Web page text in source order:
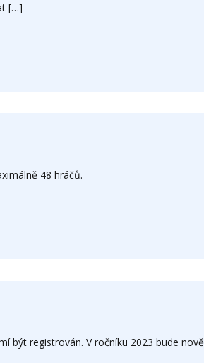
[…]
48 hráčů.
být registrován. V ročníku 2023 bude nově